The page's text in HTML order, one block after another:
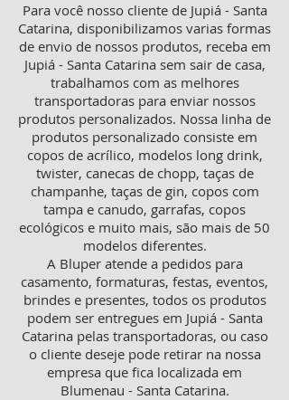
Para você nosso cliente de Jupiá - Santa
Catarina, disponibilizamos varias formas
de envio de nossos produtos, receba em
Jupiá - Santa Catarina sem sair de casa,
trabalhamos com as melhores
transportadoras para enviar nossos
produtos personalizados. Nossa linha de
produtos personalizado consiste em
copos de acrílico, modelos long drink,
twister, canecas de chopp, taças de
champanhe, taças de gin, copos com
tampa e canudo, garrafas, copos
ecológicos e muito mais, são mais de 50
modelos diferentes.
A Bluper atende a pedidos para
casamento, formaturas, festas, eventos,
brindes e presentes, todos os produtos
podem ser entregues em Jupiá - Santa
Catarina pelas transportadoras, ou caso
o cliente deseje pode retirar na nossa
empresa que fica localizada em
Blumenau - Santa Catarina.